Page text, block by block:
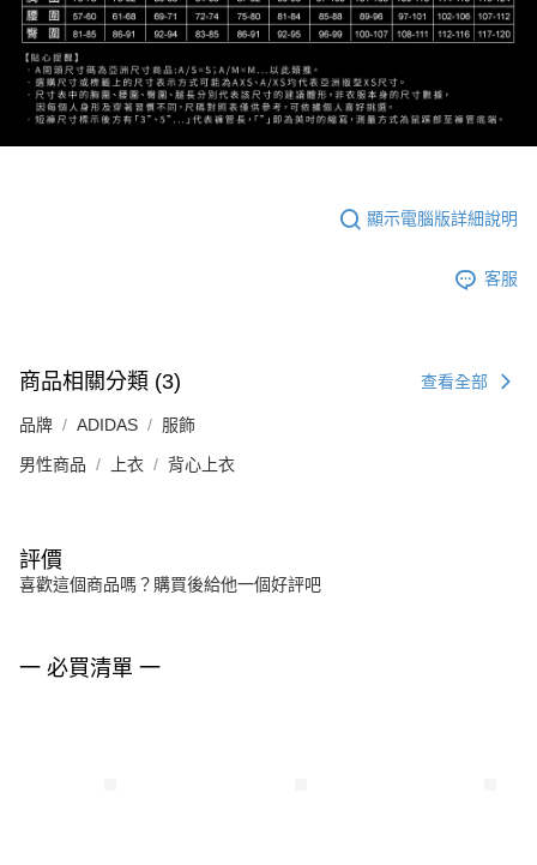
顯示電腦版詳細說明
客服
商品相關分類 (3) 查看全部
品牌 ADIDAS 服飾
男性商品 上衣 背心上衣
評價
喜歡這個商品嗎？購買後給他一個好評吧
一 必買清單 一